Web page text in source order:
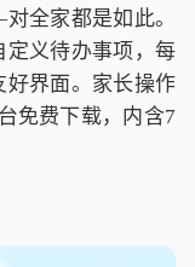
全家都是如此。
定义待办事项，每
好界面。家长操作
免费下载，内含7